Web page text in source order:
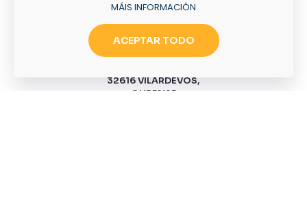
32616 VILARDEVÓS,
OURENSE
MÁIS INFORMACIÓN
ACEPTAR TODO